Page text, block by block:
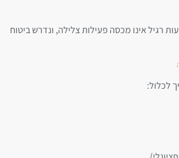
רגיל אינו מכסה פעילות צלילה, ונדרש ביטוח
לכלול: